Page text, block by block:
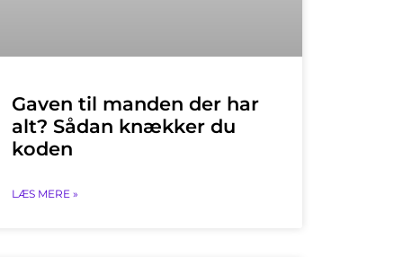
Gaven til manden der har
alt? Sådan knækker du
koden
LÆS MERE »